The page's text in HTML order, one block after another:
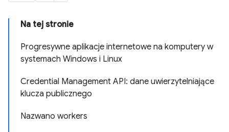
Na tej stronie
Progresywne aplikacje internetowe na komputery w
systemach Windows i Linux
Credential Management API: dane uwierzytelniające
klucza publicznego
Nazwano workers